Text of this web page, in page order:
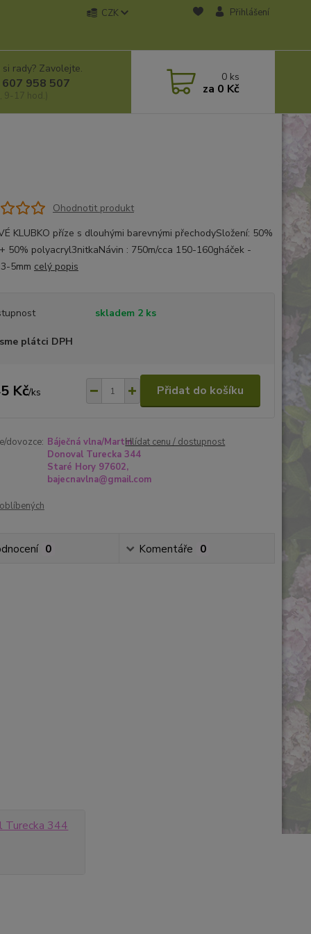
CZK Přihlášení
rady? Zavolejte.
958 507
9-17 hod.)
0 ks
za 0 Kč
Ohodnotit produkt
KLUBKO příze s dlouhými barevnými přechodySložení: 50%
50% polyacryl3nitkaNávin : 750m/cca 150-160gháček -
5mm celý popis
skladem 2 ks
plátci DPH
Kč/ks Přidat do košíku
dovozce: Báječná vlna/Martin
Donoval Turecka 344
Staré Hory 97602,
bajecnavlna@gmail.com
Hlídat cenu / dostupnost
0 Komentáře 0
Turecka 344